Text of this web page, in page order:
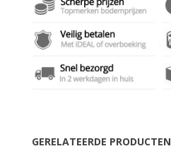
GERELATEERDE PRODUCTEN